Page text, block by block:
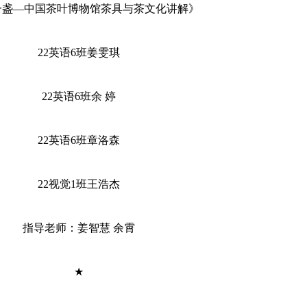
—中国茶叶博物馆茶具与茶文化讲解》
22英语6班姜雯琪
22英语6班余 婷
22英语6班章洛森
22视觉1班王浩杰
指导老师：姜智慧 余霄
★